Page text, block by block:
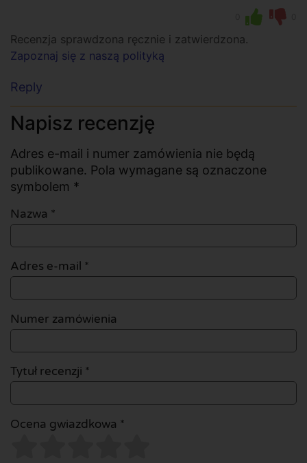
Recenzja sprawdzona ręcznie i zatwierdzona.
Zapoznaj się z naszą polityką
Reply
Napisz recenzję
Adres e-mail i numer zamówienia nie będą
publikowane. Pola wymagane są oznaczone
symbolem *
Nazwa *
Adres e-mail *
Numer zamówienia
Tytuł recenzji *
Ocena gwiazdkowa *